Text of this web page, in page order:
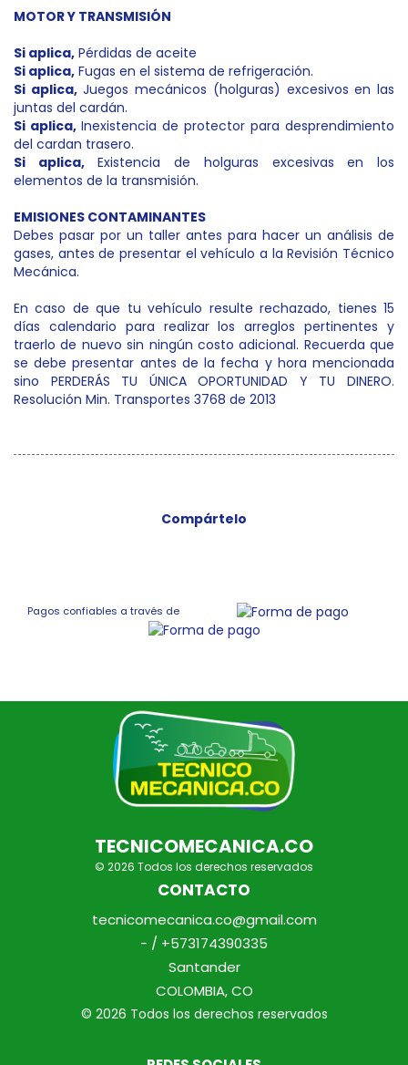
MOTOR Y TRANSMISIÓN
Si aplica, Pérdidas de aceite
Si aplica, Fugas en el sistema de refrigeración.
Si aplica,Juegos mecánicos (holguras) excesivos en las
juntas del cardán.
Si aplica, Inexistencia de protector para desprendimiento
del cardan trasero.
Si aplica,Existencia de holguras excesivas en los
elementos de la transmisión.
EMISIONES CONTAMINANTES
Debes pasar por un taller antes para hacer un análisis de
gases, antes de presentar el vehículo a la Revisión Técnico
Mecánica.
En caso de que tu vehículo resulte rechazado, tienes 15
días calendario para realizar los arreglos pertinentes y
traerlo de nuevo sin ningún costo adicional. Recuerda que
se debe presentar antes de la fecha y hora mencionada
sino PERDERÁS TU ÚNICA OPORTUNIDAD Y TU DINERO.
Resolución Min. Transportes 3768 de 2013
Compártelo
Pagos confiables a través de
TECNICOMECANICA.CO
© 2026 Todos los derechos reservados
CONTACTO
tecnicomecanica.co@gmail.com
- / +573174390335
Santander
COLOMBIA, CO
© 2026 Todos los derechos reservados